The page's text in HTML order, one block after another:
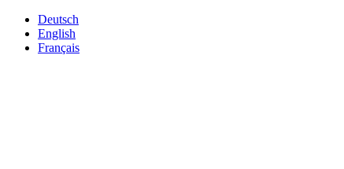
Deutsch
English
Français